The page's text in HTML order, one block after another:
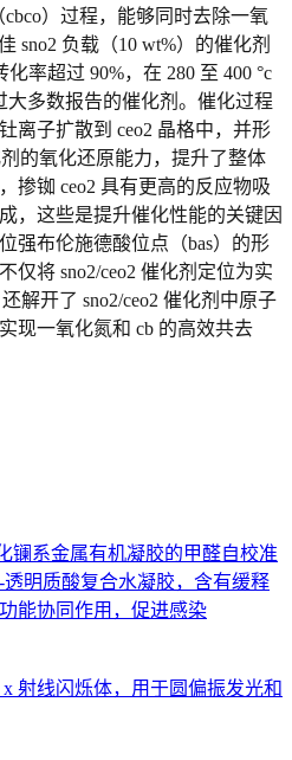
cbco）过程，能够同时去除一氧
sno2 负载（10 wt%）的催化剂
化率超过 90%，在 280 至 400 °c
大多数报告的催化剂。催化过程
离子扩散到 ceo2 晶格中，并形
的氧化还原能力，提升了整体
掺铷 ceo2 具有更高的反应物吸
，这些是提升催化性能的关键因
强布伦施德酸位点（bas）的形
仅将 sno2/ceo2 催化剂定位为实
解开了 sno2/ceo2 催化剂中原子
现一氧化氮和 cb 的高效共去
镧系金属有机凝胶的甲醛自校准
透明质酸复合水凝胶，含有缓释
能协同作用，促进感染
射线闪烁体，用于圆偏振发光和